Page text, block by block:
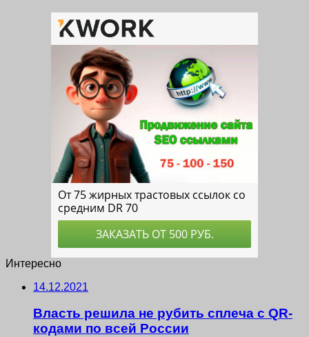
Интересно
14.12.2021
Власть решила не рубить сплеча с QR-
кодами по всей России